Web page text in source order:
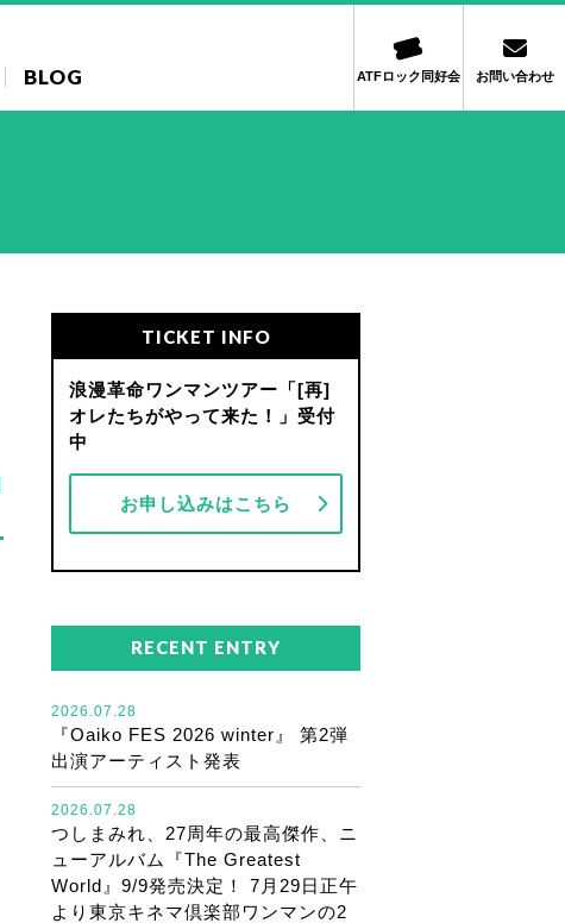
BLOG ATFロック同好会 お問い合わせ
TICKET INFO
浪漫革命ワンマンツアー「[再]
オレたちがやって来た！」受付
中
お申し込みはこちら
RECENT ENTRY
2026.07.28
『Oaiko FES 2026 winter』 第2弾
出演アーティスト発表
2026.07.28
つしまみれ、27周年の最高傑作、ニ
ューアルバム『The Greatest
World』9/9発売決定！ 7月29日正午
より東京キネマ倶楽部ワンマンの2